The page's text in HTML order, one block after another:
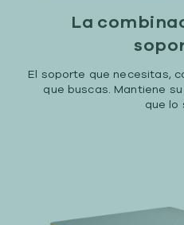
La
El soporte que necesitas,
que buscas. Mantiene
que lo